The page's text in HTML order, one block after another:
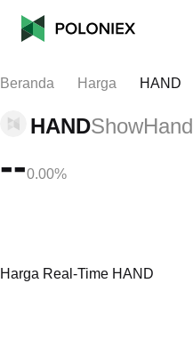
Beranda Harga HAND
HANDShowHand
--0.00%
Harga Real-Time HAND